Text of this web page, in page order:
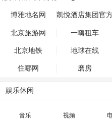
博雅地名网 凯悦酒店集团官方
网站
北京旅游网 一嗨租车
北京地铁 地球在线
住哪网 磨房
娱乐休闲
音乐 视频